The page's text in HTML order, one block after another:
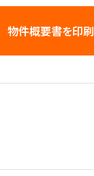
物件概要書を印刷